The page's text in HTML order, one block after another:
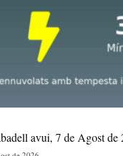
avui, 7 de Agost de